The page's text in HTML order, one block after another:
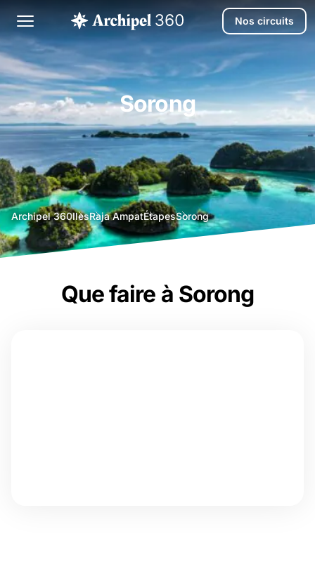
Nos circuits
Sorong
Archipel 360agence
voyage
bali
IlesRaja AmpatÉtapesSorong
Que faire à Sorong